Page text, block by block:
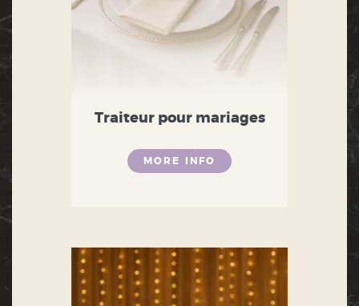
Traiteur pour mariages
MORE INFO